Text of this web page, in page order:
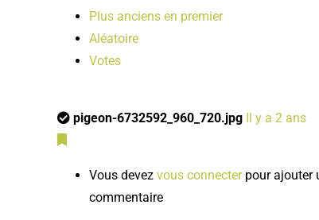
Plus anciens en premier
Aléatoire
Votes
pigeon-6732592_960_720.jpg Il y a 2 ans
Vous devez vous connecterpour ajouter
commentaire